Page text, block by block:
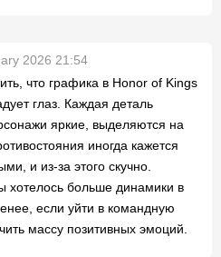
2026 21:54
что графика в Honor of Kings
глаз. Каждая деталь
яркие, выделяются на
иногда кажется
и из-за этого скучно.
хотелось больше динамики в
если уйти в командную
массу позитивных эмоций.